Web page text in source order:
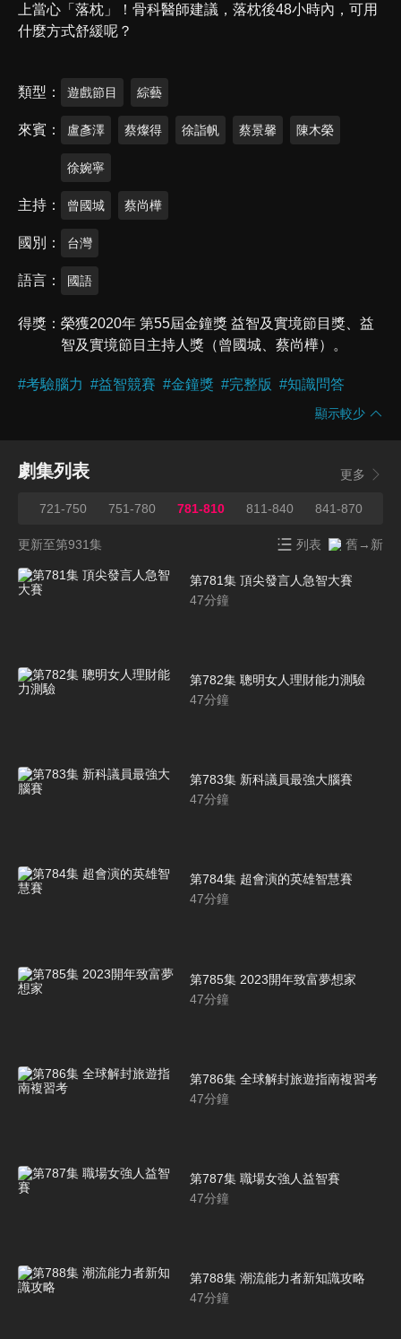
上當心「落枕」！骨科醫師建議，落枕後48小時內，可用
什麼方式舒緩呢？
類型 遊戲節目 綜藝
來賓 盧彥澤 蔡燦得 徐詣帆 蔡景馨 陳木榮
徐婉寧
主持 曾國城 蔡尚樺
國別 台灣
語言 國語
得獎
榮獲2020年 第55屆金鐘獎 益智及實境節目獎、益
智及實境節目主持人獎（曾國城、蔡尚樺）。
#考驗腦力 #益智競賽 #金鐘獎 #完整版 #知識問答
顯示較少
劇集列表 更多
721-750 751-780 781-810 811-840 841-870
更新至第931集 列表 舊→新
第781集 頂尖發言人急智大賽
47分鐘
第782集 聰明女人理財能力測驗
47分鐘
第783集 新科議員最強大腦賽
47分鐘
第784集 超會演的英雄智慧賽
47分鐘
第785集 2023開年致富夢想家
47分鐘
第786集 全球解封旅遊指南複習考
47分鐘
第787集 職場女強人益智賽
47分鐘
第788集 潮流能力者新知識攻略
47分鐘